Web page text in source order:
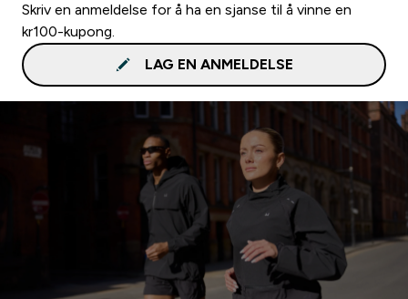
Skriv en anmeldelse for å ha en sjanse til å vinne en
kr100-kupong.
LAG EN ANMELDELSE